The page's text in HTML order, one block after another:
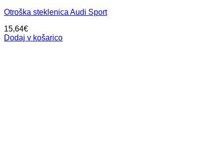
Otroška steklenica Audi Sport
15,64€
Dodaj v košarico